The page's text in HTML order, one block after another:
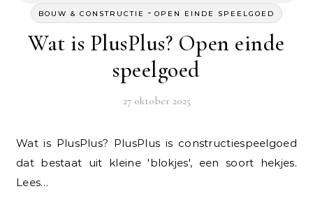
BOUW & CONSTRUCTIE - OPEN EINDE SPEELGOED
Wat is PlusPlus? Open einde
speelgoed
27 oktober 2025
Wat is PlusPlus? PlusPlus is constructiespeelgoed
dat bestaat uit kleine 'blokjes', een soort hekjes.
Lees…